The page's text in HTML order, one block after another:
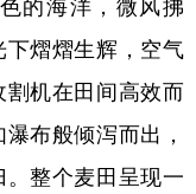
熠熠生辉，空气
机在田间高效而
布般倾泻而出，
整个麦田呈现一